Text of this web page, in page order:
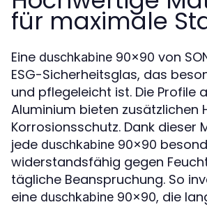
für maximale
Eine duschkabine 90x90 von
ESG-Sicherheitsglas, das
und pflegeleicht ist. Die Profile
Aluminium bieten zusätzlichen
Korrosionsschutz. Dank dieser
jede duschkabine 90x90
widerstandsfähig gegen
tägliche Beanspruchung. So
eine duschkabine 90x90, die